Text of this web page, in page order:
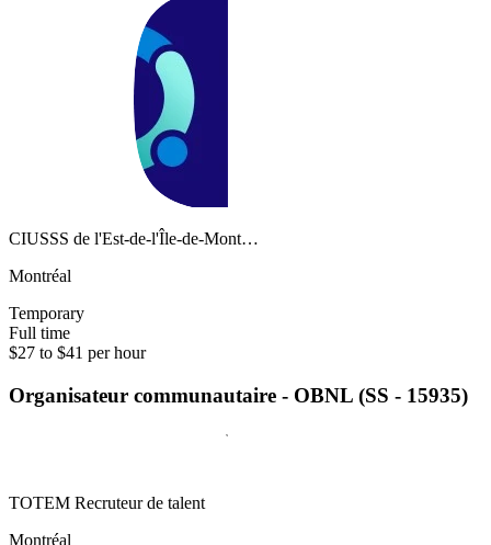
CIUSSS de l'Est-de-l'Île-de-Mont…
Montréal
Temporary
Full time
$27 to $41 per hour
Organisateur communautaire - OBNL (SS - 15935)
TOTEM Recruteur de talent
Montréal